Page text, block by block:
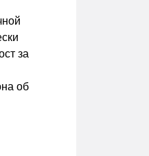
за
об